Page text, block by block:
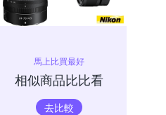
馬上比買最好
相似商品比比看
去比較